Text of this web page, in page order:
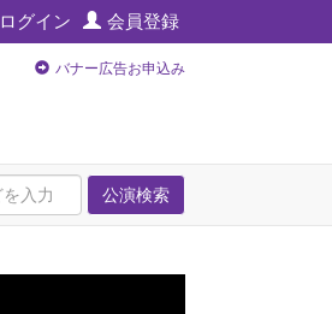
ログイン 会員登録
バナー広告お申込み
公演検索